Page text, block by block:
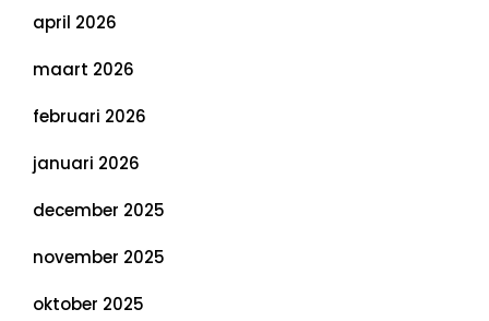
april 2026
maart 2026
februari 2026
januari 2026
december 2025
november 2025
oktober 2025